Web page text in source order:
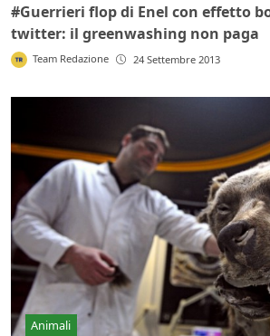
#Guerrieri flop di Enel con effetto
twitter: il greenwashing non paga
Team Redazione 24 Settembre 2013
Animali